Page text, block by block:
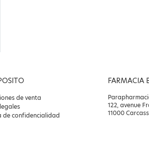
de venta
de confidencialidad
FARMACIA
122, avenue
11000